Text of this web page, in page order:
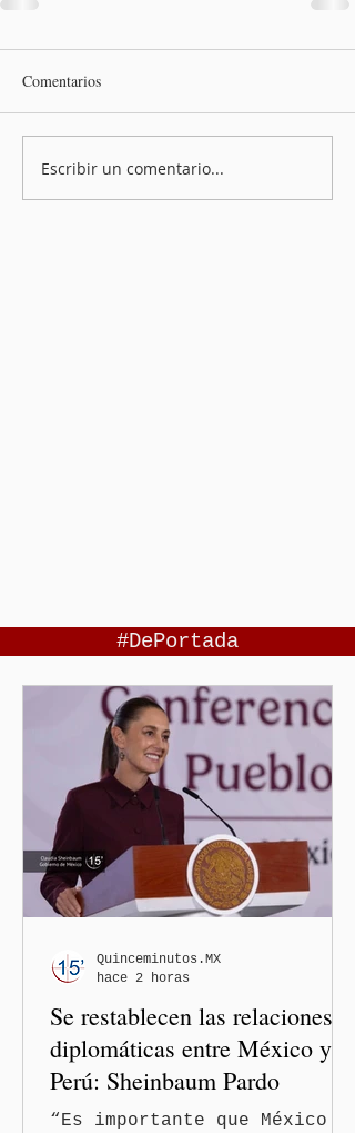
Comentarios
Escribir un comentario...
#DePortada
Se restablecen las relaciones
diplomáticas entre México y
Perú: Sheinbaum Pardo
“Es importante que México
Quinceminutos.MX
hace 2 horas